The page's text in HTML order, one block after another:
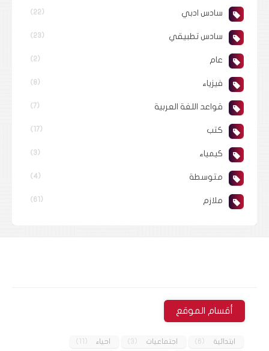
سادس ادبي (22)
سادس تطبيقي (23)
عام (2)
فيزياء (8)
قواعد اللغة العربية (7)
كتب (17)
كيمياء (3)
متوسطة (4)
ملازم (61)
أقسام الموقع
ابتدائية (6) اجتماعيات (3) احياء (11)